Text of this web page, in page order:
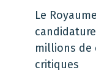
Le
millions de
critiques